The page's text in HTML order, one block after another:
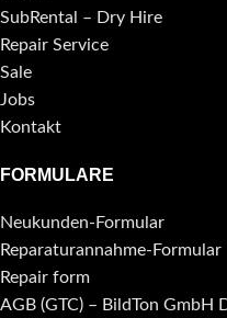
SubRental – Dry Hire
Repair Service
Sale
Jobs
Kontakt
FORMULARE
Neukunden-Formular
Reparaturannahme-Formular
Repair form
AGB (GTC) – BildTon GmbH